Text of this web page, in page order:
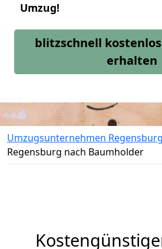
Umzug!
blitzschnell
erhalten
Umzugsunternehmen Regensburg
Regensburg nach Baumholder